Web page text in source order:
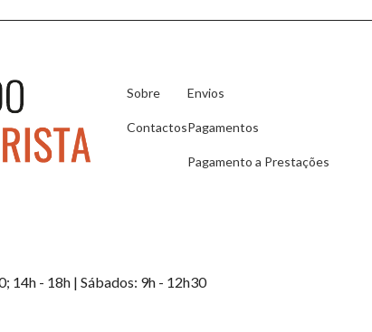
Sobre
Contactos
Envios
Pagamentos
Pagamento a Prestações
14h - 18h | Sábados: 9h - 12h30